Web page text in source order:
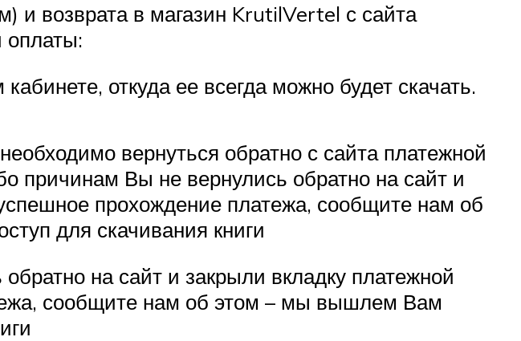
и возврата в магазин KrutilVertel с сайта
оплаты:
откуда ее всегда можно будет скачать.
вернуться обратно с сайта платежной
причинам Вы не вернулись обратно на сайт и
прохождение платежа, сообщите нам об
для скачивания книги
на сайт и закрыли вкладку платежной
сообщите нам об этом – мы вышлем Вам